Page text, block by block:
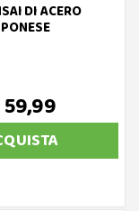
DI ACERO